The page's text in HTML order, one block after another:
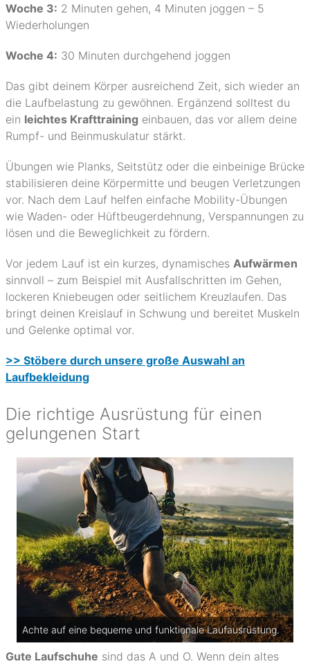
Woche 3: 2 Minuten gehen, 4 Minuten joggen – 5
Wiederholungen
Woche 4: 30 Minuten durchgehend joggen
Das gibt deinem Körper ausreichend Zeit, sich wieder an
die Laufbelastung zu gewöhnen. Ergänzend solltest du
ein leichtes Krafttraining einbauen, das vor allem deine
Rumpf- und Beinmuskulatur stärkt.
Übungen wie Planks, Seitstütz oder die einbeinige Brücke
stabilisieren deine Körpermitte und beugen Verletzungen
vor. Nach dem Lauf helfen einfache Mobility-Übungen
wie Waden- oder Hüftbeugerdehnung, Verspannungen zu
lösen und die Beweglichkeit zu fördern.
Vor jedem Lauf ist ein kurzes, dynamisches Aufwärmen
sinnvoll – zum Beispiel mit Ausfallschritten im Gehen,
lockeren Kniebeugen oder seitlichem Kreuzlaufen. Das
bringt deinen Kreislauf in Schwung und bereitet Muskeln
und Gelenke optimal vor.
>> Stöbere durch unsere große Auswahl an
Laufbekleidung
Die richtige Ausrüstung für einen
gelungenen Start
Achte auf eine bequeme und funktionale Laufausrüstung.
Gute Laufschuhe sind das A und O. Wenn dein altes